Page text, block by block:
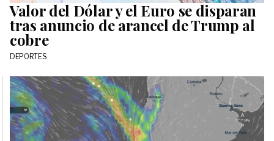
Valor del Dólar y el Euro se disparan
tras anuncio de arancel de Trump al
cobre
DEPORTES